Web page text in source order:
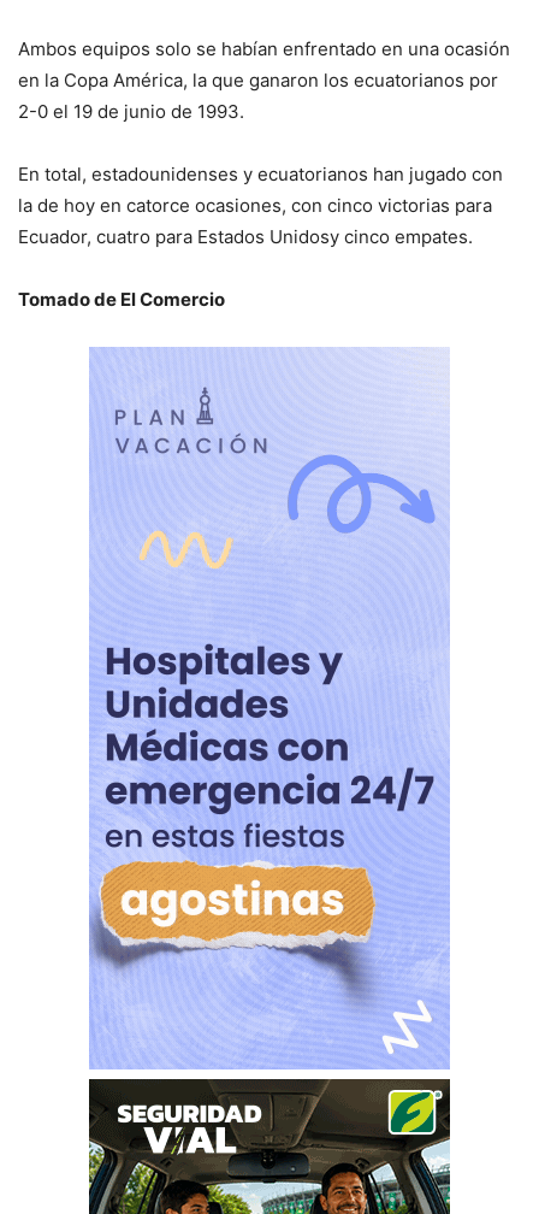
Ambos equipos solo se habían enfrentado en una ocasión
en la Copa América, la que ganaron los ecuatorianos por
2-0 el 19 de junio de 1993.
En total, estadounidenses y ecuatorianos han jugado con
la de hoy en catorce ocasiones, con cinco victorias para
Ecuador, cuatro para Estados Unidosy cinco empates.
Tomado de El Comercio